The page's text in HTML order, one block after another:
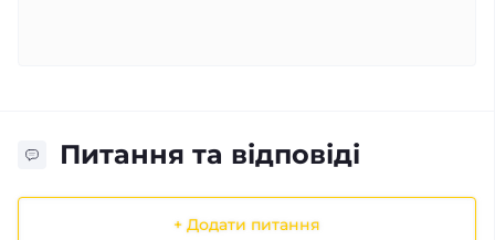
Питання та відповіді
+ Додати питання